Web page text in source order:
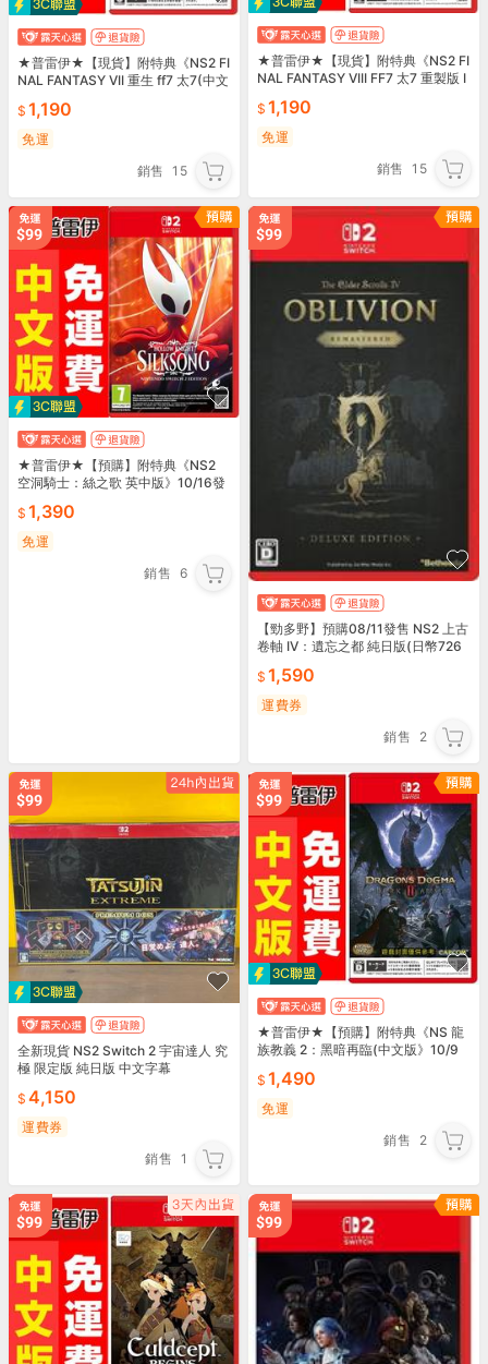
★普雷伊★【現貨】附特典《NS2 FI
NAL FANTASY VII 重生 ff7 太7(中文
1,190
免運
銷售 15
★普雷伊★【現貨】附特典《NS2 FI
NAL FANTASY VIII FF7 太7 重製版 I
1,190
免運
銷售 15
★普雷伊★【預購】附特典《NS2
空洞騎士：絲之歌 英中版》10/16發
1,390
免運
銷售 6
【勁多野】預購08/11發售 NS2 上古
卷軸 IV：遺忘之都 純日版(日幣726
1,590
運費券
銷售
2
全新現貨 NS2 Switch 2 宇宙達人 究
極 限定版 純日版 中文字幕
4,150
運費券
銷售 1
★普雷伊★【預購】附特典《NS 龍
族教義 2：黑暗再臨(中文版》10/9
1,490
免運
銷售
2